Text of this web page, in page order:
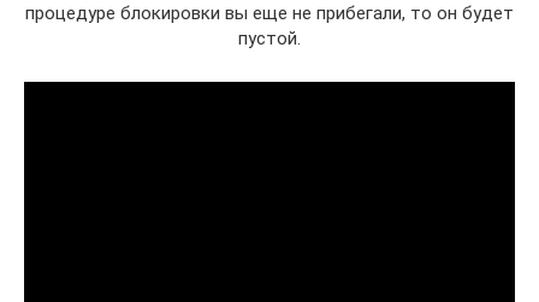
процедуре блокировки вы еще не прибегали, то он будет
пустой.